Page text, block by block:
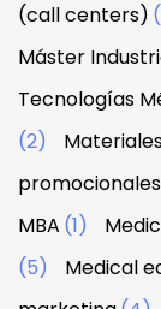
(call centers)
Máster
Tecnologías
(2)
promocionales
MBA (1)
(5)
Medical